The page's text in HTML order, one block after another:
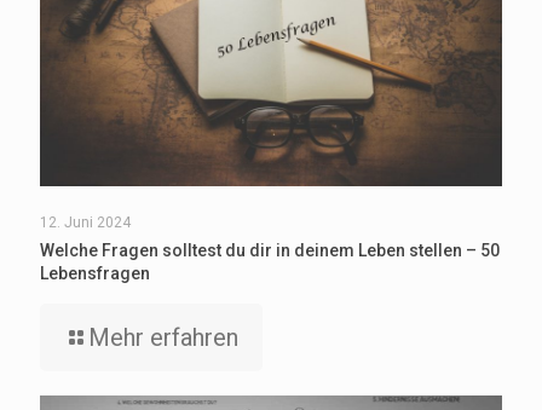
12. Juni 2024
Welche Fragen solltest du dir in deinem Leben stellen – 50
Lebensfragen
Mehr erfahren